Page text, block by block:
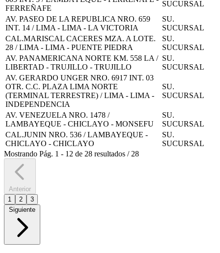
FERREÑAFE
SUCURSAL
AV. PASEO DE LA REPUBLICA NRO. 659
INT. 14 / LIMA - LIMA - LA VICTORIA
SU.
SUCURSAL
CAL.MARISCAL CACERES MZA. A LOTE.
28 / LIMA - LIMA - PUENTE PIEDRA
SU.
SUCURSAL
AV. PANAMERICANA NORTE KM. 558 LA /
LIBERTAD - TRUJILLO - TRUJILLO
SU.
SUCURSAL
AV. GERARDO UNGER NRO. 6917 INT. 03
OTR. C.C. PLAZA LIMA NORTE
(TERMINAL TERRESTRE) / LIMA - LIMA -
INDEPENDENCIA
SU.
SUCURSAL
AV. VENEZUELA NRO. 1478 /
LAMBAYEQUE - CHICLAYO - MONSEFU
SU.
SUCURSAL
CAL.JUNIN NRO. 536 / LAMBAYEQUE -
CHICLAYO - CHICLAYO
SU.
SUCURSAL
Mostrando Pág. 1 - 12 de 28 resultados / 28
Anterior
1
2
3
Siguiente